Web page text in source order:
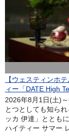
【ウェスティンホ
ィー「DATE High
2026年8月1日(土)
とつとしても知ら
ッカ 伊達」ととも
ハイティー サマー